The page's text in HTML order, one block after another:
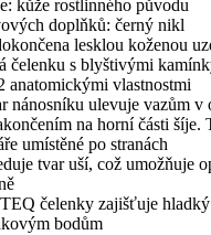
kůže rostlinného původu
doplňků: černý nikl
lesklou koženou
čelenku s blyštivými
anatomickými vlastnostmi
nánosníku ulevuje vazům v
na horní části šíje.
umístěné po stranách
tvar uší, což umožňuje
čelenky zajišťuje
bodům